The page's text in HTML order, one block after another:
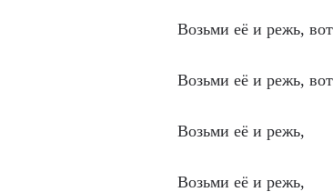
Возьми её и режь,
Возьми её и режь,
Возьми её и режь,
Возьми её и режь,